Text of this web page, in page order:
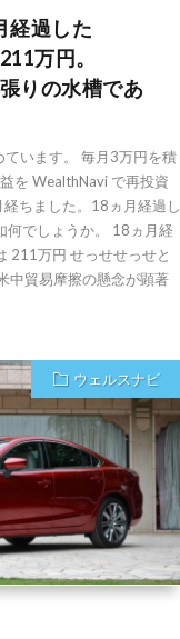
経過した
万円。
りの水槽であ
います。 毎月3万円を積
を WealthNavi で再投資
ちました。18ヵ月経過し
何でしょうか。 18ヵ月経
211万円 せっせせっせと
中貿易摩擦の懸念が顕著
ウェルスナビ